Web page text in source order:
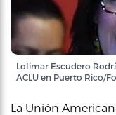
Lolimar Escudero
ACLU en Puerto Rico/
La Unión